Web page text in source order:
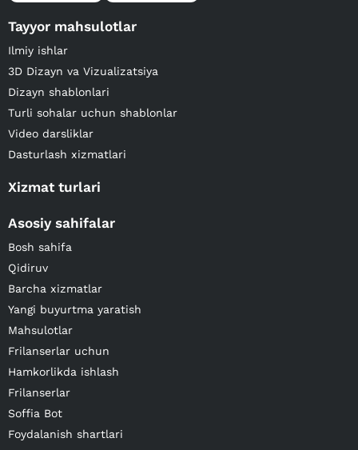
Tayyor mahsulotlar
Ilmiy ishlar
3D Dizayn va Vizualizatsiya
Dizayn shablonlari
Turli sohalar uchun shablonlar
Video darsliklar
Dasturlash xizmatlari
Xizmat turlari
Asosiy sahifalar
Bosh sahifa
Qidiruv
Barcha xizmatlar
Yangi buyurtma yaratish
Mahsulotlar
Frilanserlar uchun
Hamkorlikda ishlash
Frilanserlar
Soffia Bot
Foydalanish shartlari